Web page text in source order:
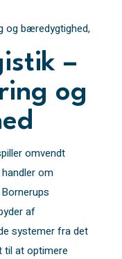
og bæredygtighed,
–
og
omvendt
om
af
systemer fra det
til at optimere